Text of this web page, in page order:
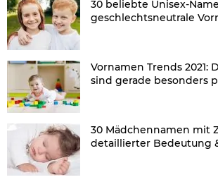
30 beliebte Unisex-
geschlechtsneutrale
Vornamen Trends 2021:
sind gerade besonders
30 Mädchennamen mit
detaillierter Bedeutung